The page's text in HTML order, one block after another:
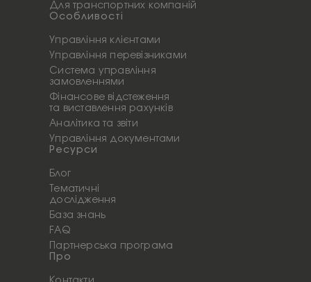
Для транспортних компаній
Особливості
Управління клієнтами
Управління перевізниками
Система управління
замовленнями
Фінансове відстеження
та виставлення рахунків
Аналітика та звіти
Управління документами
Ресурси
Блог
Тематичні
дослідження
База знань
FAQ
Партнерська програма
Про